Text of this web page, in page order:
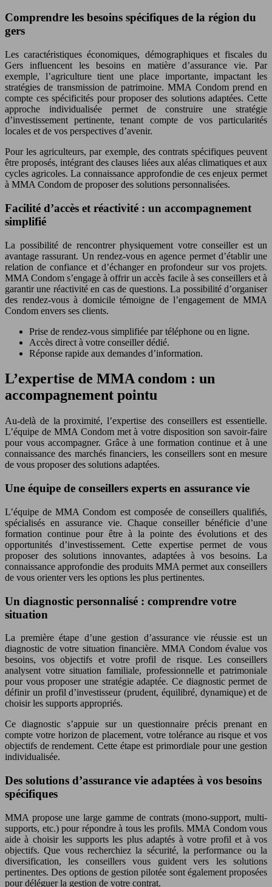
Comprendre les besoins spécifiques de la région du
gers
Les caractéristiques économiques, démographiques et fiscales du
Gers influencent les besoins en matière d’assurance vie. Par
exemple, l’agriculture tient une place importante, impactant les
stratégies de transmission de patrimoine. MMA Condom prend en
compte ces spécificités pour proposer des solutions adaptées. Cette
approche individualisée permet de construire une stratégie
d’investissement pertinente, tenant compte de vos particularités
locales et de vos perspectives d’avenir.
Pour les agriculteurs, par exemple, des contrats spécifiques peuvent
être proposés, intégrant des clauses liées aux aléas climatiques et aux
cycles agricoles. La connaissance approfondie de ces enjeux permet
à MMA Condom de proposer des solutions personnalisées.
Facilité d’accès et réactivité : un accompagnement
simplifié
La possibilité de rencontrer physiquement votre conseiller est un
avantage rassurant. Un rendez-vous en agence permet d’établir une
relation de confiance et d’échanger en profondeur sur vos projets.
MMA Condom s’engage à offrir un accès facile à ses conseillers et à
garantir une réactivité en cas de questions. La possibilité d’organiser
des rendez-vous à domicile témoigne de l’engagement de MMA
Condom envers ses clients.
Prise de rendez-vous simplifiée par téléphone ou en ligne.
Accès direct à votre conseiller dédié.
Réponse rapide aux demandes d’information.
L’expertise de MMA condom : un
accompagnement pointu
Au-delà de la proximité, l’expertise des conseillers est essentielle.
L’équipe de MMA Condom met à votre disposition son savoir-faire
pour vous accompagner. Grâce à une formation continue et à une
connaissance des marchés financiers, les conseillers sont en mesure
de vous proposer des solutions adaptées.
Une équipe de conseillers experts en assurance vie
L’équipe de MMA Condom est composée de conseillers qualifiés,
spécialisés en assurance vie. Chaque conseiller bénéficie d’une
formation continue pour être à la pointe des évolutions et des
opportunités d’investissement. Cette expertise permet de vous
proposer des solutions innovantes, adaptées à vos besoins. La
connaissance approfondie des produits MMA permet aux conseillers
de vous orienter vers les options les plus pertinentes.
Un diagnostic personnalisé : comprendre votre
situation
La première étape d’une gestion d’assurance vie réussie est un
diagnostic de votre situation financière. MMA Condom évalue vos
besoins, vos objectifs et votre profil de risque. Les conseillers
analysent votre situation familiale, professionnelle et patrimoniale
pour vous proposer une stratégie adaptée. Ce diagnostic permet de
définir un profil d’investisseur (prudent, équilibré, dynamique) et de
choisir les supports appropriés.
Ce diagnostic s’appuie sur un questionnaire précis prenant en
compte votre horizon de placement, votre tolérance au risque et vos
objectifs de rendement. Cette étape est primordiale pour une gestion
individualisée.
Des solutions d’assurance vie adaptées à vos besoins
spécifiques
MMA propose une large gamme de contrats (mono-support, multi-
supports, etc.) pour répondre à tous les profils. MMA Condom vous
aide à choisir les supports les plus adaptés à votre profil et à vos
objectifs. Que vous recherchiez la sécurité, la performance ou la
diversification, les conseillers vous guident vers les solutions
pertinentes. Des options de gestion pilotée sont également proposées
pour déléguer la gestion de votre contrat.